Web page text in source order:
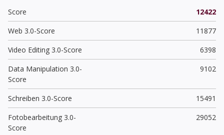
Score
12422
Web 3.0-Score
11877
Video Editing 3.0-Score
6398
Data Manipulation 3.0-
Score
9102
Schreiben 3.0-Score
15491
Fotobearbeitung 3.0-
Score
29052